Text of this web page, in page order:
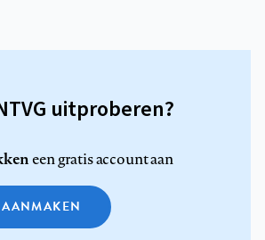
uitproberen?
een gratis account aan